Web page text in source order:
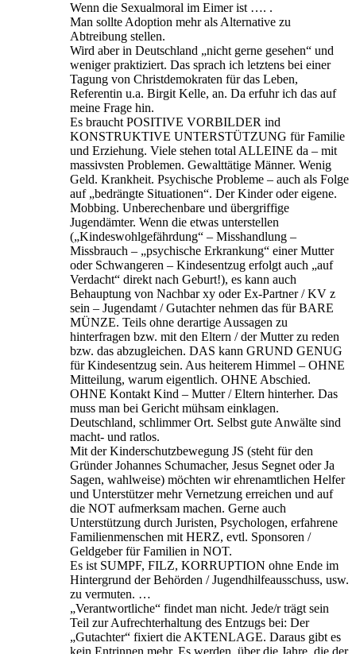
Wenn die Sexualmoral im Eimer ist …. .
Man sollte Adoption mehr als Alternative zu
Abtreibung stellen.
Wird aber in Deutschland „nicht gerne gesehen“ und
weniger praktiziert. Das sprach ich letztens bei einer
Tagung von Christdemokraten für das Leben,
Referentin u.a. Birgit Kelle, an. Da erfuhr ich das auf
meine Frage hin.
Es braucht POSITIVE VORBILDER ind
KONSTRUKTIVE UNTERSTÜTZUNG für Familie
und Erziehung. Viele stehen total ALLEINE da – mit
massivsten Problemen. Gewalttätige Männer. Wenig
Geld. Krankheit. Psychische Probleme – auch als Folge
auf „bedrängte Situationen“. Der Kinder oder eigene.
Mobbing. Unberechenbare und übergriffige
Jugendämter. Wenn die etwas unterstellen
(„Kindeswohlgefährdung“ – Misshandlung –
Missbrauch – „psychische Erkrankung“ einer Mutter
oder Schwangeren – Kindesentzug erfolgt auch „auf
Verdacht“ direkt nach Geburt!), es kann auch
Behauptung von Nachbar xy oder Ex-Partner / KV z
sein – Jugendamt / Gutachter nehmen das für BARE
MÜNZE. Teils ohne derartige Aussagen zu
hinterfragen bzw. mit den Eltern / der Mutter zu reden
bzw. das abzugleichen. DAS kann GRUND GENUG
für Kindesentzug sein. Aus heiterem Himmel – OHNE
Mitteilung, warum eigentlich. OHNE Abschied.
OHNE Kontakt Kind – Mutter / Eltern hinterher. Das
muss man bei Gericht mühsam einklagen.
Deutschland, schlimmer Ort. Selbst gute Anwälte sind
macht- und ratlos.
Mit der Kinderschutzbewegung JS (steht für den
Gründer Johannes Schumacher, Jesus Segnet oder Ja
Sagen, wahlweise) möchten wir ehrenamtlichen Helfer
und Unterstützer mehr Vernetzung erreichen und auf
die NOT aufmerksam machen. Gerne auch
Unterstützung durch Juristen, Psychologen, erfahrene
Familienmenschen mit HERZ, evtl. Sponsoren /
Geldgeber für Familien in NOT.
Es ist SUMPF, FILZ, KORRUPTION ohne Ende im
Hintergrund der Behörden / Jugendhilfeausschuss, usw.
zu vermuten. …
„Verantwortliche“ findet man nicht. Jede/r trägt sein
Teil zur Aufrechterhaltung des Entzugs bei: Der
„Gutachter“ fixiert die AKTENLAGE. Daraus gibt es